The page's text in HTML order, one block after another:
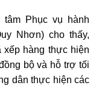
Phục vụ hành
Nhơn) cho thấy,
hàng thực hiện
bộ và hỗ trợ tối
dân thực hiện các